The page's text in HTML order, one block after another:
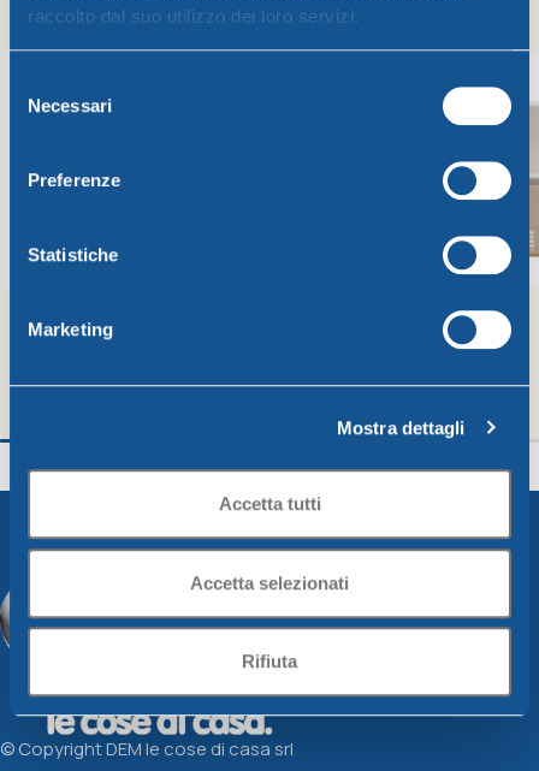
raccolto dal suo utilizzo dei loro servizi.
delNecessari
Preferenze
Statistiche
Marketing
Mostra dettagli
Accetta tutti
Accetta selezionati
Rifiuta
Unica
Aggiungi Al Carrello
Colapasta diam.
Unica
Aggiungi Al Carrello
© Copyright DEM le cose di casa srl